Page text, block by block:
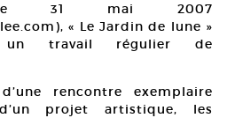
31 mai 2007
« Le Jardin de lune »
un travail régulier de
rencontre exemplaire
projet artistique, les